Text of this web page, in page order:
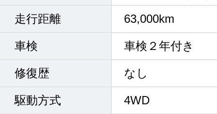
走行距離 63,000km
車検 車検２年付き
修復歴 なし
駆動方式 4WD